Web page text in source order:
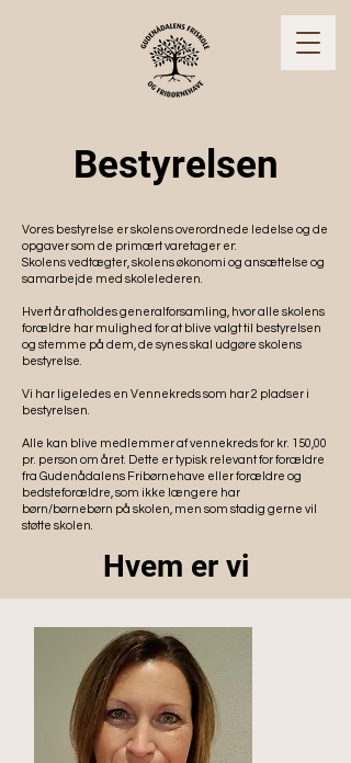
Bestyrelsen
Vores bestyrelse er skolens overordnede ledelse og de
opgaver som de primært varetager er:
Skolens vedtægter, skolens økonomi og ansættelse og
samarbejde med skolelederen.
Hvert år afholdes generalforsamling, hvor alle skolens
forældre har mulighed for at blive valgt til bestyrelsen
og stemme på dem, de synes skal udgøre skolens
bestyrelse.
Vi har ligeledes en Vennekreds som har 2 pladser i
bestyrelsen.
Alle kan blive medlemmer af vennekreds for kr. 150,00
pr. person om året. Dette er typisk relevant for forældre
fra Gudenådalens Fribørnehave eller forældre og
bedsteforældre, som ikke længere har
børn/børnebørn på skolen, men som stadig gerne vil
støtte skolen.
Hvem er vi